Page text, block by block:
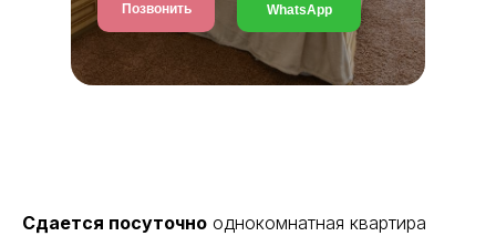
Позвонить WhatsApp
Сдается посуточно однокомнатная квартира